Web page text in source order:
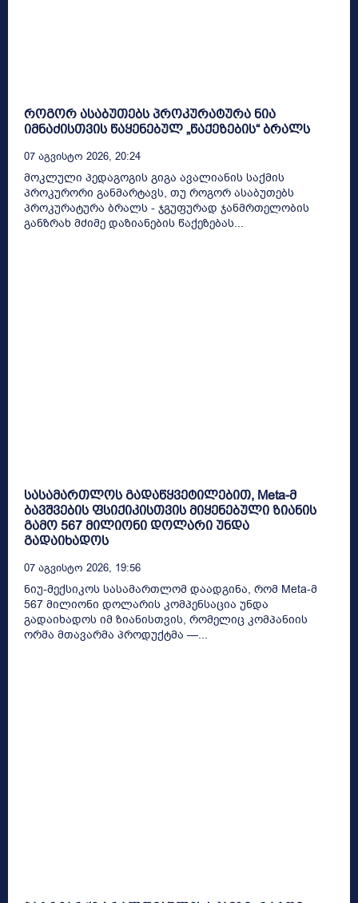
როგორ ასაბუთებს პროკურატურა ნია
იმნაძისთვის წაყენებულ „წაქეზების“ ბრალს
07 Აგვისტო 2026, 20:24
მოკლული პედაგოგის გიგა ავალიანის საქმის
პროკურორი განმარტავს, თუ როგორ ასაბუთებს
პროკურატურა ბრალს - ჯგუფურად ჯანმრთელობის
განზრახ მძიმე დაზიანების წაქეზებას...
სასამართლოს გადაწყვეტილებით, Meta-მ
ბავშვების ფსიქიკისთვის მიყენებული ზიანის
გამო 567 მილიონი დოლარი უნდა
გადაიხადოს
07 Აგვისტო 2026, 19:56
ნიუ-მექსიკოს სასამართლომ დაადგინა, რომ Meta-მ
567 მილიონი დოლარის კომპენსაცია უნდა
გადაიხადოს იმ ზიანისთვის, რომელიც კომპანიის
ორმა მთავარმა პროდუქტმა —...